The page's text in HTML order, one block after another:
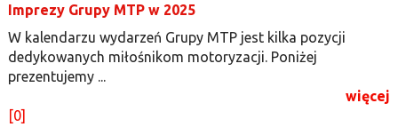
Imprezy Grupy MTP w 2025
W kalendarzu wydarzeń Grupy MTP jest kilka pozycji
dedykowanych miłośnikom motoryzacji. Poniżej
prezentujemy ...
więcej
[0]